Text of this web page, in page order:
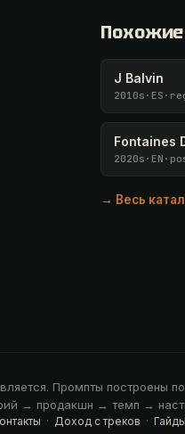
J Balvin
2010s · ES ·
Fontaines
2020s · EN ·
→ Весь
Промпты построены
→ продакшн → темп →
· Доход с треков · Гайды